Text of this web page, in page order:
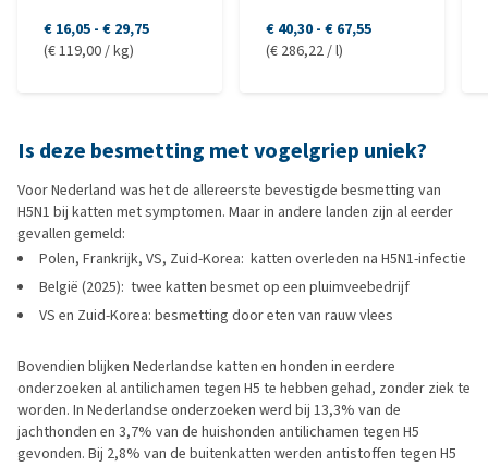
€ 16,05 - € 29,75
(€ 119,00 / kg)
€ 40,30 - € 67,55
(€ 286,22 / l)
Is deze besmetting met vogelgriep uniek?
Voor Nederland was het de allereerste bevestigde besmetting van
H5N1 bij katten met symptomen. Maar in andere landen zijn al eerder
gevallen gemeld:
Polen, Frankrijk, VS, Zuid-Korea: katten overleden na H5N1-infectie
België (2025): twee katten besmet op een pluimveebedrijf
VS en Zuid-Korea: besmetting door eten van rauw vlees
Bovendien blijken Nederlandse katten en honden in eerdere
onderzoeken al antilichamen tegen H5 te hebben gehad, zonder ziek te
worden. In Nederlandse onderzoeken werd bij 13,3% van de
jachthonden en 3,7% van de huishonden antilichamen tegen H5
gevonden. Bij 2,8% van de buitenkatten werden antistoffen tegen H5